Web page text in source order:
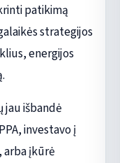
patikimą
strategijos
energijos
jau išbandė
investavo į
arba įkūrė